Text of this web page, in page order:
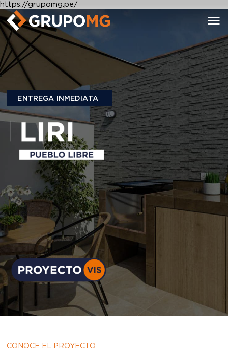
https://grupomg.pe/
ENTREGA INMEDIATA
CONOCE EL PROYECTO